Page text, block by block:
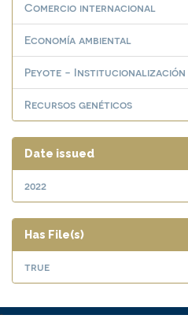
Comercio internacional
Economía ambiental
Peyote - Institucionalización
Recursos genéticos
Date issued
2022
Has File(s)
true